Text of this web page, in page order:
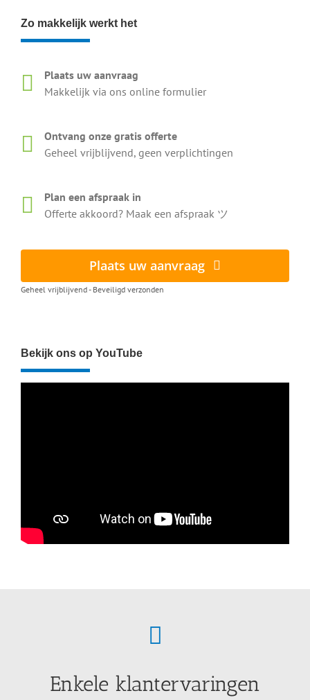
Zo makkelijk werkt het
Plaats uw aanvraag
Makkelijk via ons online formulier
Ontvang onze gratis offerte
Geheel vrijblijvend, geen verplichtingen
Plan een afspraak in
Offerte akkoord? Maak een afspraak ツ
Plaats uw aanvraag
Geheel vrijblijvend - Beveiligd verzonden
Bekijk ons op YouTube
Enkele klantervaringen